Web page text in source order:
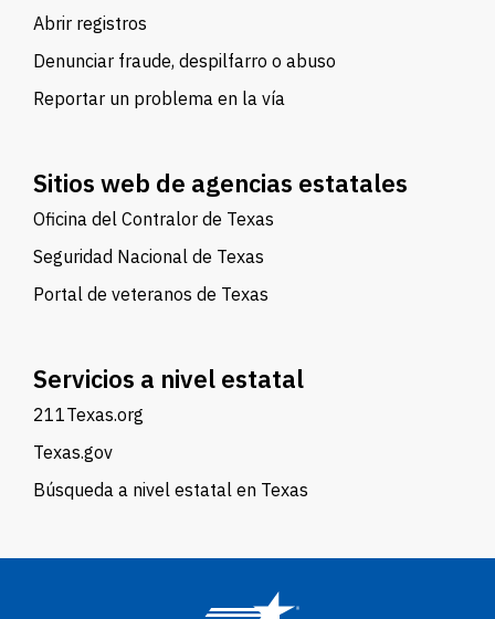
Abrir registros
Denunciar fraude, despilfarro o abuso
Reportar un problema en la vía
Sitios web de agencias estatales
Oficina del Contralor de Texas
Seguridad Nacional de Texas
Portal de veteranos de Texas
Servicios a nivel estatal
211Texas.org
Texas.gov
Búsqueda a nivel estatal en Texas